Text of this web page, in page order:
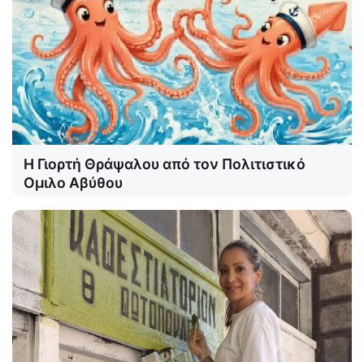
Η Γιορτή Θράψαλου από τον Πολιτιστικό
Ομιλο Αβύθου